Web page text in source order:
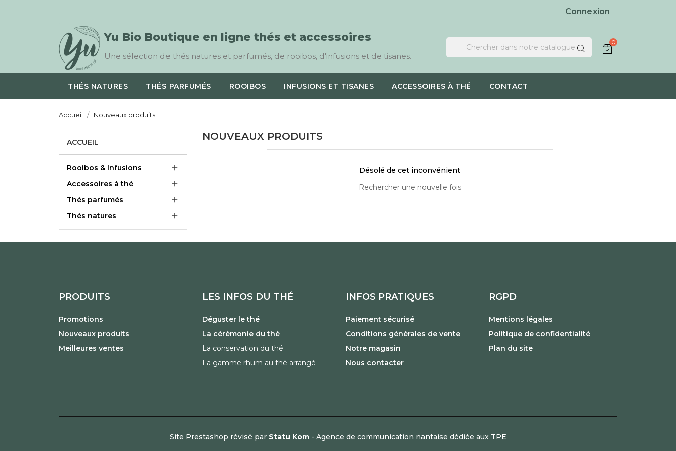
Connexion
0
Yu Bio Boutique en ligne thés et accessoires
Une sélection de thés natures et parfumés, de rooibos, d'infusions et de tisanes.
THÉS NATURES THÉS PARFUMÉS ROOIBOS INFUSIONS ET TISANES ACCESSOIRES À THÉ CONTACT
Accueil Nouveaux produits
ACCUEIL
Rooibos & Infusions

Accessoires à thé

Thés parfumés

Thés natures

NOUVEAUX PRODUITS
Désolé de cet inconvénient
Rechercher une nouvelle fois
PRODUITS
Promotions
Nouveaux produits
Meilleures ventes
LES INFOS DU THÉ
Déguster le thé
La cérémonie du thé
La conservation du thé
La gamme rhum au thé arrangé
INFOS PRATIQUES
Paiement sécurisé
Conditions générales de vente
Notre magasin
Nous contacter
RGPD
Mentions légales
Politique de confidentialité
Plan du site
Site Prestashop révisé par Statu Kom - Agence de communication nantaise dédiée aux TPE